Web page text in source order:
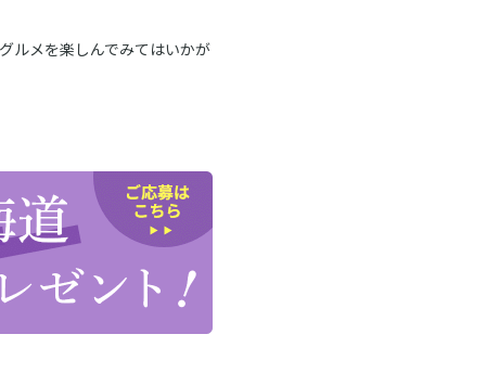
ルメを楽しんでみてはいかが